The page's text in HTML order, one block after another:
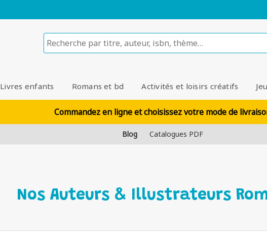
Livres enfants Romans et bd Activités et loisirs créatifs
Commandez en ligne et choisissez votre mode de
Blog Catalogues PDF
Nos Auteurs & Illustrateurs